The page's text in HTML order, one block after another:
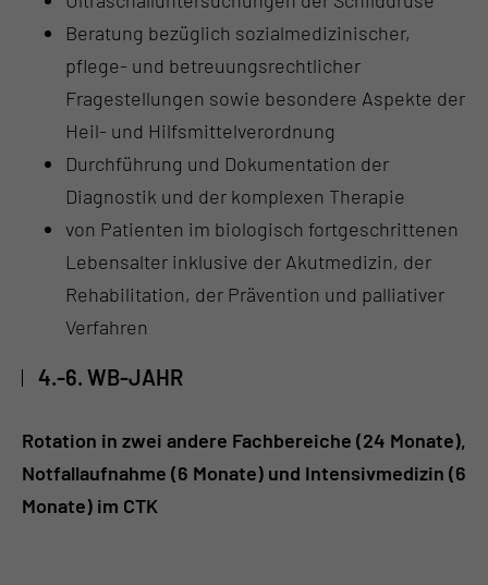
Beratung bezüglich sozialmedizinischer,
pflege- und betreuungsrechtlicher
Fragestellungen sowie besondere Aspekte der
Heil- und Hilfsmittelverordnung
Durchführung und Dokumentation der
Diagnostik und der komplexen Therapie
von Patienten im biologisch fortgeschrittenen
Lebensalter inklusive der Akutmedizin, der
Rehabilitation, der Prävention und palliativer
Verfahren
4.-6. WB-JAHR
Rotation in zwei andere Fachbereiche (24 Monate),
Notfallaufnahme (6 Monate) und Intensivmedizin (6
Monate) im CTK